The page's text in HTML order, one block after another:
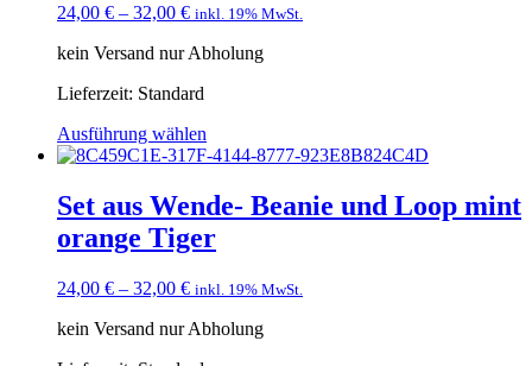
24,00 € – 32,00 € inkl. 19% MwSt.
kein Versand nur Abholung
Lieferzeit: Standard
Ausführung wählen
Set aus Wende- Beanie und Loop mint
orange Tiger
24,00 € – 32,00 € inkl. 19% MwSt.
kein Versand nur Abholung